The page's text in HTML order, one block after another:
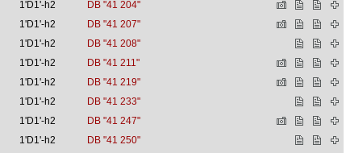
1'D1'-h2
DB "41 204"
1'D1'-h2
DB "41 207"
1'D1'-h2
DB "41 208"
1'D1'-h2
DB "41 211"
1'D1'-h2
DB "41 219"
1'D1'-h2
DB "41 233"
1'D1'-h2
DB "41 247"
1'D1'-h2
DB "41 250"